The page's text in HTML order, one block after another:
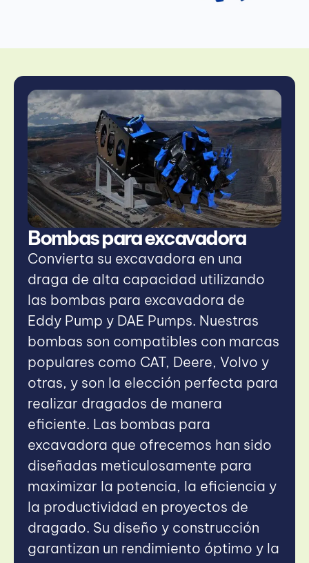
Bombas para excavadora
Convierta su excavadora en una
draga de alta capacidad utilizando
las bombas para excavadora de
Eddy Pump y DAE Pumps. Nuestras
bombas son compatibles con marcas
populares como CAT, Deere, Volvo y
otras, y son la elección perfecta para
realizar dragados de manera
eficiente. Las bombas para
excavadora que ofrecemos han sido
diseñadas meticulosamente para
maximizar la potencia, la eficiencia y
la productividad en proyectos de
dragado. Su diseño y construcción
garantizan un rendimiento óptimo y la